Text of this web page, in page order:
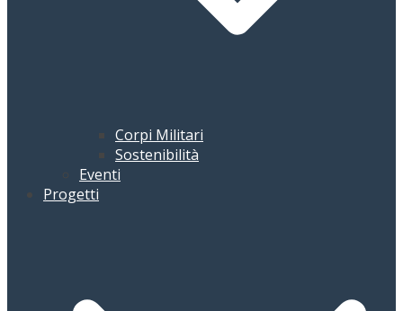
Corpi Militari
Sostenibilità
Eventi
Progetti